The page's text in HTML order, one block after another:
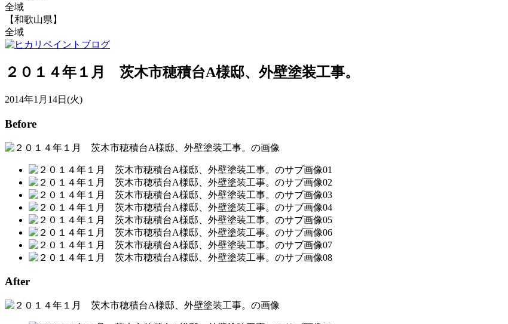
全域
【和歌山県】
全域
２０１４年１月 茨木市穂積台A様邸、外壁塗装工事。
2014年1月14日(火)
Before
After